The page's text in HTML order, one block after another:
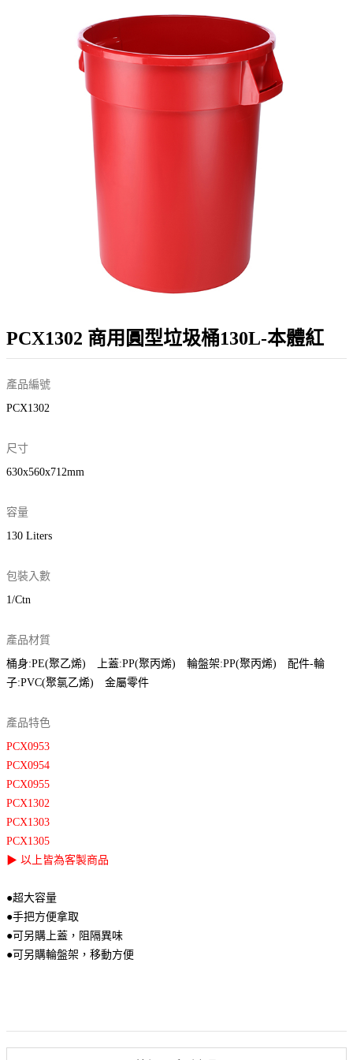
PCX1302 商用圓型垃圾桶130L-本體紅
產品編號
PCX1302
尺寸
630x560x712mm
容量
130 Liters
包裝入數
1/Ctn
產品材質
桶身:PE(聚乙烯) 上蓋:PP(聚丙烯) 輪盤架:PP(聚丙烯) 配件-輪
子:PVC(聚氯乙烯) 金屬零件
產品特色
PCX0953
PCX0954
PCX0955
PCX1302
PCX1303
PCX1305
▶ 以上皆為客製商品
●超大容量
●手把方便拿取
●可另購上蓋，阻隔異味
●可另購輪盤架，移動方便